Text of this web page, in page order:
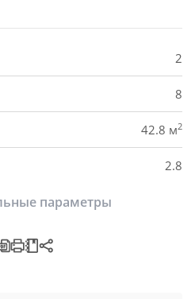
2
8
42.8 м2
2.8
параметры